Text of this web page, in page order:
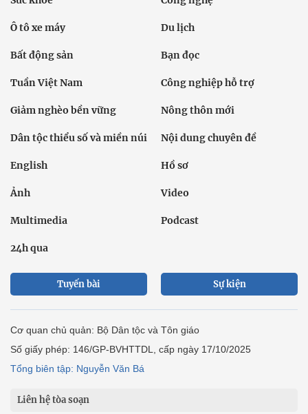
Ô tô xe máy Du lịch
Bất động sản Bạn đọc
Tuần Việt Nam Công nghiệp hỗ trợ
Giảm nghèo bền vững Nông thôn mới
Dân tộc thiểu số và miền núi Nội dung chuyên đề
English Hồ sơ
Ảnh Video
Multimedia Podcast
24h qua
Tuyến bài Sự kiện
Cơ quan chủ quản: Bộ Dân tộc và Tôn giáo
Số giấy phép: 146/GP-BVHTTDL, cấp ngày 17/10/2025
Tổng biên tập: Nguyễn Văn Bá
Liên hệ tòa soạn